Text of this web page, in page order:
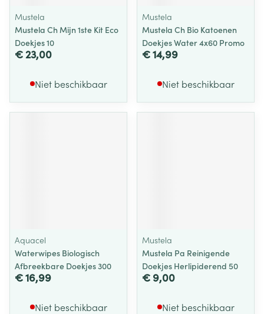
Mustela
Mustela Ch Mijn 1ste Kit Eco
Doekjes 10
€ 23,00
Niet beschikbaar
Mustela
Mustela Ch Bio Katoenen
Doekjes Water 4x60 Promo
€ 14,99
Niet beschikbaar
Aquacel
Waterwipes Biologisch
Afbreekbare Doekjes 300
€ 16,99
Niet beschikbaar
Mustela
Mustela Pa Reinigende
Doekjes Herlipiderend 50
€ 9,00
Niet beschikbaar